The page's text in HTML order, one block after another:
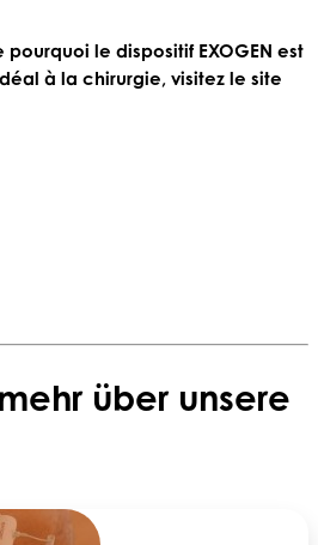
le dispositif EXOGEN est
à la chirurgie, visitez le site
über unsere